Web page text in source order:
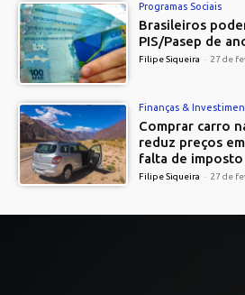
Programas Sociais
Brasileiros
PIS/Pasep de
Filipe Siqueira - 27 de
Finanças &
Comprar carro
reduz preços
falta de imposto
Filipe Siqueira - 27 de